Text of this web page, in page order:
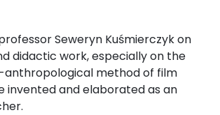
Seweryn Kuśmierczyk on
didactic work, especially on the
method of film
invented and elaborated as an